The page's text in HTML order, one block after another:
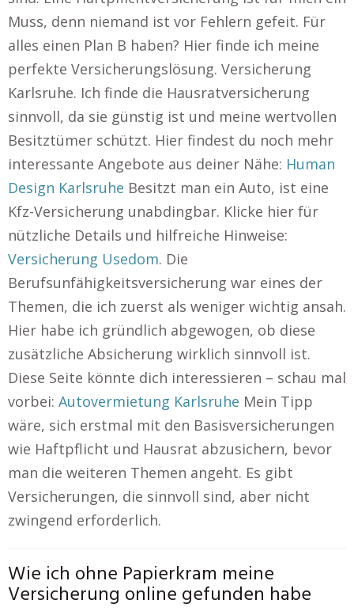
Muss, denn niemand ist vor Fehlern gefeit. Für
alles einen Plan B haben? Hier finde ich meine
perfekte Versicherungslösung. Versicherung
Karlsruhe. Ich finde die Hausratversicherung
sinnvoll, da sie günstig ist und meine wertvollen
Besitztümer schützt. Hier findest du noch mehr
interessante Angebote aus deiner Nähe: Human
Design Karlsruhe Besitzt man ein Auto, ist eine
Kfz-Versicherung unabdingbar. Klicke hier für
nützliche Details und hilfreiche Hinweise:
Versicherung Usedom. Die
Berufsunfähigkeitsversicherung war eines der
Themen, die ich zuerst als weniger wichtig ansah.
Hier habe ich gründlich abgewogen, ob diese
zusätzliche Absicherung wirklich sinnvoll ist.
Diese Seite könnte dich interessieren – schau mal
vorbei: Autovermietung Karlsruhe Mein Tipp
wäre, sich erstmal mit den Basisversicherungen
wie Haftpflicht und Hausrat abzusichern, bevor
man die weiteren Themen angeht. Es gibt
Versicherungen, die sinnvoll sind, aber nicht
zwingend erforderlich.
Wie ich ohne Papierkram meine
Versicherung online gefunden habe